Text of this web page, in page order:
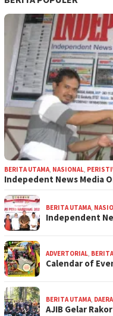
BERITA UTAMA, NASIONAL,
Indepedent News Media
BERITA UTAMA,
Independent
ADVERTORIAL,
Calendar of
BERITA UTAMA,
AJIB Gelar